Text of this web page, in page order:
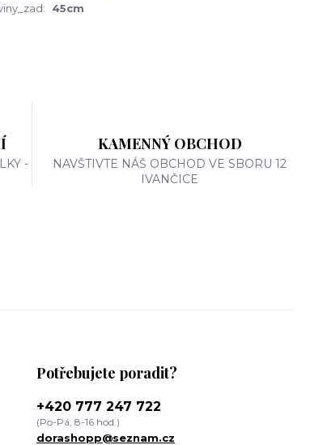
45cm
-
KAMENNÝ OBCHOD
NAVŠTIVTE NÁŠ OBCHOD VE SBORU 12
IVANČICE
Potřebujete poradit?
+420 777 247 722
(Po-Pá, 8-16 hod.)
dorashopp@seznam.cz